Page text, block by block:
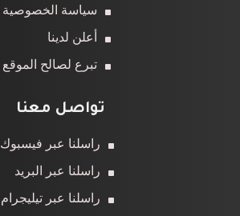
سياسة الخصوصية
أعلن لدينا
تبرع لصالح الموقع
تواصل معنا
راسلنا عبر فيسبوك
راسلنا عبر البريد
راسلنا عبر تيليجرام